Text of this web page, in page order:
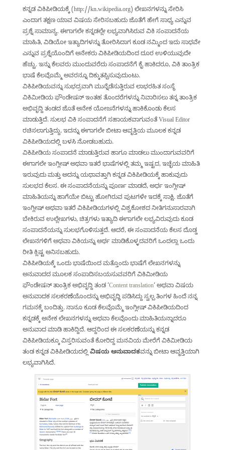
ಕನ್ನಡ ವಿಕಿಪೀಡಿಯಕ್ಕೆ (http://kn.wikipedia.org) ಲೇಖನಗಳನ್ನು ಸೇರಿಸಿ
ಎಂದಾಗ ತಕ್ಷಣ ಯಾವ ವಿಷಯ ಸೇರಿಸಬಹುದು ಜೊತೆಗೆ ಹೇಗೆ ಸಾಧ್ಯ ಎನ್ನುವ
ಪ್ರಶ್ನೆ ಸಾಮಾನ್ಯ. ಈಗಾಗಲೇ ಕನ್ನಡಲ್ಲೇ ಲಭ್ಯವಾಗಿಸಿರುವ ವಿಕಿ ಸಂಪಾದನೆಯ
ಮಾಹಿತಿ, ವಿಡಿಯೋ ಇತ್ಯಾದಿಗಳನ್ನು ತೋರಿಸಿದಾಗ ಕೂಡ ನಮ್ಮಿಂದ ಇದು ಸಾಧವೇ
ಎನ್ನುವ ಪ್ರಶ್ನೆಯೊಂದಿಗೆ ಅನೇಕರು ವಿಕಿಪೀಡಿಯದಿಂದ ದೂರ ಉಳಿಯುವುದೇ
ಹೆಚ್ಚು. ಇನ್ನು ಕೆಲವರು ಮುಂದುವರೆದು ಸಂಪಾದನೆಗೆ ಕೈ ಹಾಕಿದರೂ, ವಿಕಿ ತಾಂತ್ರಿಕ
ಭಾಷೆ ಕೆಲವೊಮ್ಮೆ ಅವರನ್ನೂ ದಿಕ್ಕುತಪ್ಪಿಸುವುದುಂಟು.
ವಿಕಿಪೀಡಿಯವನ್ನು ಸುಭದ್ರವಾಗಿ ಮುನ್ನೆಡೆಸುತ್ತಿರುವ ಲಾಭರಹಿತ ಸಂಸ್ಥೆ
ವಿಕಿಮೀಡಿಯ ಫೌಂಡೇಷನ್ ಇಂತಹ ತೊಂದರೆಗಳನ್ನು ನಿವಾರಿಸಲು ತನ್ನ ತಾಂತ್ರಿಕ
ಅಭಿವೃದ್ದಿ ತಂಡದ ಜೊತೆ ಅನೇಕ ಯೋಜನೆಗಳನ್ನು ಹಾಕಿಕೊಂಡು ಕೆಲಸ
ಮಾಡುತ್ತಿದೆ. ಸುಲಭ ವಿಕಿ ಸಂಪಾದನೆಗೆ ಸಹಾಯಕವಾಗುವಂತೆ Visual Editor
ರಚಿಸಲಾಗುತ್ತಿದ್ದು, ಇದನ್ನು ಈಗಾಗಲೇ ಬೀಟಾ ಆವೃತ್ತಿಯ ಮೂಲಕ ಕನ್ನಡ
ವಿಕಿಪೀಡಿಯದಲ್ಲಿ ಬಳಸಿ ನೋಡಬಹುದು.
ವಿಕಿಪೀಡಿಯ ಸಂಪಾದನೆ ಮಾಡುತ್ತಿರುವ ಹಾಗೂ ಮಾಡಲು ಮುಂದಾಗುವವರಿಗೆ
ಈಗಾಗಲೇ ಇಂಗ್ಲೀಷ್ ಅಥವಾ ಇತರೆ ಭಾಷೆಗಳಲ್ಲಿ ತಮ್ಮ ಇಷ್ಟದ, ಇಚ್ಛೆಯ ಮಾಹಿತಿ
ಇರುವುದು ಮತ್ತು ಅದನ್ನು ಯಥಾವತ್ತಾಗಿ ಕನ್ನಡ ವಿಕಿಪೀಡಿಯಕ್ಕೆ ಹಾಕುವುದು
ಸುಲಭದ ಕೆಲಸ. ಈ ಸಂಪಾದನೆಯನ್ನು ಪೂರ್ಣ ಮಾಡದೆ, ಅರ್ಧ ಇಂಗ್ಲೀಷ್
ಮಾಹಿತಿಯನ್ನು ಹಾಗೆಯೇ ಬಿಟ್ಟು ಹೋಗಿರುವ ಪುಟಗಳೇ ಇದಕ್ಕೆ ಸಾಕ್ಷಿ. ಜೊತೆಗೆ
ಇಂಗ್ಲೀಷ್ ಅಥವಾ ಇತರೆ ವಿಕಿಪೀಡಿಯಗಳಲ್ಲಿ ವಿಶ್ವಕೋಶದ ನೀತಿಗನುಸಾರವಾಗಿ
ಬೇಕಿರುವ ಉಲ್ಲೇಖಗಳು, ಚಿತ್ರಗಳು ಇತ್ಯಾದಿ ಈಗಾಗಲೇ ಲಭ್ಯವಿರುವುದು ಕೂಡ
ಸಂಪಾದನೆಯನ್ನು ಸುಲಭಗೊಳಿಸುತ್ತದೆ. ಆದರೆ, ಈ ಸಂಪಾದನೆಯ ಕೆಲಸ ದೊಡ್ಡ
ಲೇಖನಗಳಿಗೆ ಅಥವಾ ವಿಕಿಯನ್ನು ಅರ್ಥ ಮಾಡಿಕೊಳ್ಳದವರಿಗೆ ಒಂದಲ್ಲಾ ಒಂದು
ರೀತಿ ಕ್ಲಿಷ್ಟ ಅನಿಸಬಹುದು.
ವಿಕಿಪೀಡಿಯಕ್ಕೆ ಒಂದು ಭಾಷೆಯಿಂದ ಮತ್ತೊಂದು ಭಾಷೆಗೆ ಲೇಖನಗಳನ್ನು
ಅನುವಾದದ ಮೂಲಕ ಸಂಪಾದಿಸಬಯಸುವವರಿಗೆ ವಿಕಿಮೀಡಿಯ
ಫೌಂಡೇಷನ್ ತಾಂತ್ರಿಕ ಅಭಿವೃದ್ದಿ ತಂಡ ‘Content translation‘ ಅಥವಾ ವಿಷಯ
ಅನುವಾದಕ ಸಲಕರಣೆಯೊಂದನ್ನು ಅಭಿವೃದ್ಧಿ ಪಡಿಸಿದ್ದು ಸ್ವಲ್ಪ ತಿಂಗಳ ಹಿಂದೆ ನನ್ನ
ಗಮನಕ್ಕೆ ಬಂದಿತ್ತು. ನಾನೂ ಕೂಡ ಕೆಲವೊಮ್ಮೆ ಇಂಗ್ಲೀಷ್ ವಿಕಿಪೀಡಿಯದಿಂದ
ಕನ್ನಡಕ್ಕೆ ಅನೇಕ ಲೇಖನಗಳನ್ನು ಅಥವಾ ಕೆಲವೊಂದು ಮಾಹಿತಿಯನ್ನಾದರೂ
ಅನುವಾದ ಮಾಡಿ ಹಾಕಿದ್ದಿದೆ. ಆದ್ದರಿಂದ ಈ ಸಲಕರಣೆಯನ್ನು ಕನ್ನಡ
ವಿಕಿಪೀಡಿಯಕ್ಕೂ ವಿಸ್ತರಿಸುವಂತೆ ಕೋರಿದ್ದ ಮನವಿಯ ಮೇರೆಗೆ ವಿಕಿಮೀಡಿಯ
ತಂಡ ಕನ್ನಡ ವಿಕಿಪೀಡಿಯದಲ್ಲಿವಿಷಯ ಅನುವಾದಕವನ್ನು ಬೀಟಾ ಆವೃತ್ತಿಯಾಗಿ
ಲಭ್ಯವಾಗಿಸಿದೆ.